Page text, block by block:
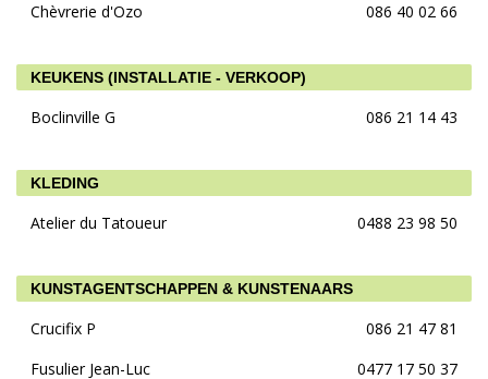
Chèvrerie d'Ozo 086 40 02 66
KEUKENS (INSTALLATIE - VERKOOP)
Boclinville G 086 21 14 43
KLEDING
Atelier du Tatoueur 0488 23 98 50
KUNSTAGENTSCHAPPEN & KUNSTENAARS
Crucifix P
086 21 47 81
Fusulier Jean-Luc
0477 17 50 37